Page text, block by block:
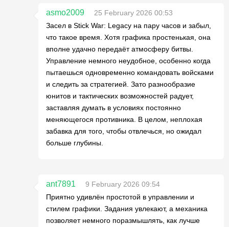
asmo2009
25 February 2026 00:53
Засел в Stick War: Legacy на пару часов и забыл,
что такое время. Хотя графика простенькая, она
вполне удачно передаёт атмосферу битвы.
Управление немного неудобное, особенно когда
пытаешься одновременно командовать войсками
и следить за стратегией. Зато разнообразие
юнитов и тактических возможностей радует,
заставляя думать в условиях постоянно
меняющегося противника. В целом, неплохая
забавка для того, чтобы отвлечься, но ожидал
больше глубины.
ant7891
9 February 2026 09:54
Приятно удивлён простотой в управлении и
стилем графики. Задания увлекают, а механика
позволяет немного поразмышлять, как лучше